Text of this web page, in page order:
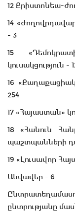
12 Քրիստոնեա-
14
- 3
15
կուսակցություն -
16
254
17 «Հայաստան»
18 «Հանուն
պաշտպանների
19 «Լուսավոր
Անվավեր - 6
ընտրությանը